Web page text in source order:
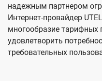
надежным партнером
Интернет-провайдер
многообразие тарифных
удовлетворить
требовательных